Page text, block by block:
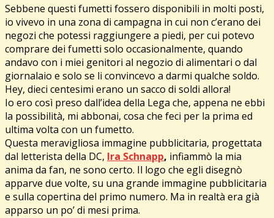
Sebbene questi fumetti fossero disponibili in molti posti,
io vivevo in una zona di campagna in cui non c’erano dei
negozi che potessi raggiungere a piedi, per cui potevo
comprare dei fumetti solo occasionalmente, quando
andavo con i miei genitori al negozio di alimentari o dal
giornalaio e solo se li convincevo a darmi qualche soldo.
Hey, dieci centesimi erano un sacco di soldi allora!
Io ero così preso dall’idea della Lega che, appena ne ebbi
la possibilità, mi abbonai, cosa che feci per la prima ed
ultima volta con un fumetto.
Questa meravigliosa immagine pubblicitaria, progettata
dal letterista della DC, Ira Schnapp, infiammò la mia
anima da fan, ne sono certo. Il logo che egli disegnò
apparve due volte, su una grande immagine pubblicitaria
e sulla copertina del primo numero. Ma in realtà era già
apparso un po’ di mesi prima.